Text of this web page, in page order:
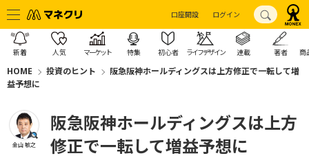
口座開設 ログイン
新着 人気 マーケット 特集 初心者 ライフデザイン 連載 著者 商
HOME 投資のヒント
阪急阪神ホールディングスは上方修正で一転して増
益予想に
金山 敏之
阪急阪神ホールディングスは上方
修正で一転して増益予想に